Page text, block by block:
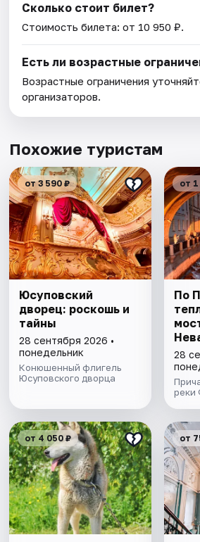
Сколько стоит билет?
Стоимость билета: от 10 950 ₽.
Есть ли возрастные
Возрастные ограничения
организаторов.
Похожие туристам
от 3 590 ₽
Юсуповский
дворец: роскошь и
тайны
28 сентября 2026 •
понедельник
Конюшенный флигель
Юсуповского дворца
от
По
28
реки
от 4 050 ₽ от